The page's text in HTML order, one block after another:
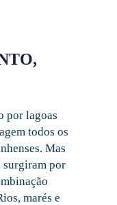
por lagoas
todos os
Mas
surgiram por
marés e